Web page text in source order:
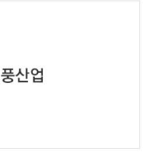
진풍산업